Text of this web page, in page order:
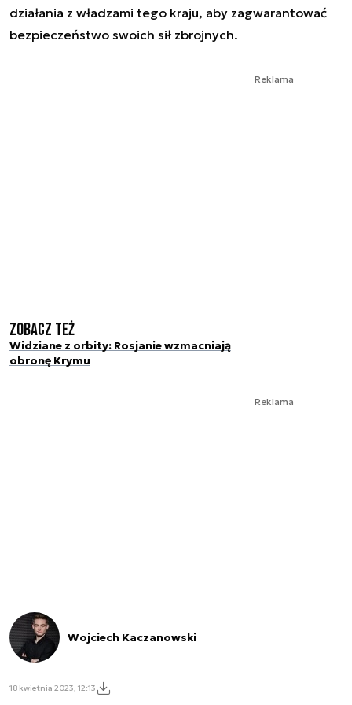
działania z władzami tego kraju, aby zagwarantować
bezpieczeństwo swoich sił zbrojnych.
Reklama
Zobacz też
Widziane z orbity: Rosjanie wzmacniają
obronę Krymu
Reklama
Wojciech Kaczanowski
18 kwietnia 2023, 12:13